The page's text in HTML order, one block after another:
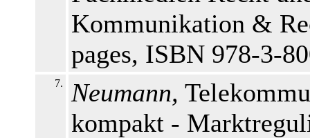
Kommunikation &
pages, ISBN 978-3-
7. Neumann,
kompakt -